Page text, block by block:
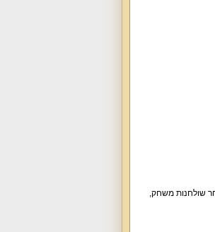
מבחר שולחנות משחק,